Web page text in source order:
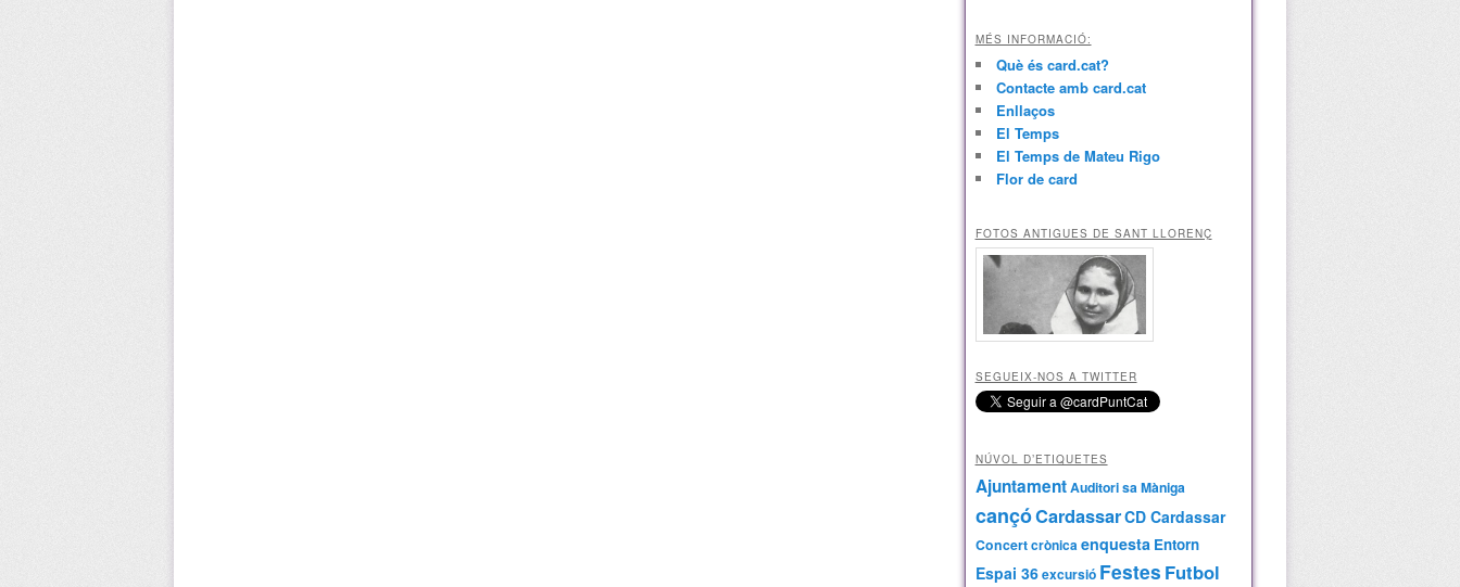
MÉS INFORMACIÓ:
Què és card.cat?
Contacte amb card.cat
Enllaços
El Temps
El Temps de Mateu Rigo
Flor de card
FOTOS ANTIGUES DE SANT LLORENÇ
SEGUEIX-NOS A TWITTER
NÚVOL D’ETIQUETES
AjuntamentAuditori sa Màniga
cançóCardassarCD Cardassar
Concertcrònicaenquesta Entorn
Espai 36excursió Festes Futbol